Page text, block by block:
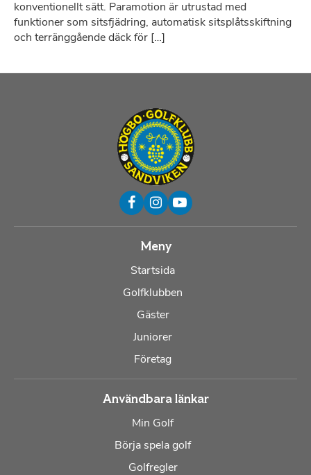
konventionellt sätt. Paramotion är utrustad med
funktioner som sitsfjädring, automatisk sitsplåtsskiftning
och terränggående däck för […]
Meny
Startsida
Golfklubben
Gäster
Juniorer
Företag
Användbara länkar
Min Golf
Börja spela golf
Golfregler